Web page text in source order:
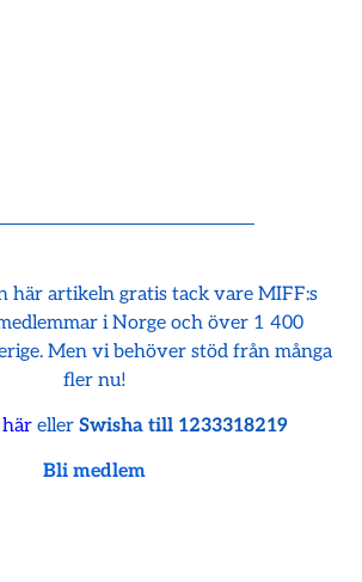
här artikeln gratis tack vare MIFF:s
i Norge och över 1 400
Men vi behöver stöd från många
fler nu!
häreller Swisha till 1233318219
Bli medlem